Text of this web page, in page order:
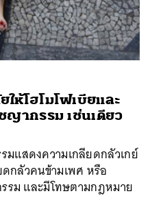
ห้โฮโมโฟเบียและ
ญากรรม เช่นเดียว
แสดงความเกลียดกลัวเกย์
ดกลัวคนข้ามเพศ หรือ
รม และมีโทษตามกฎหมาย
LINE EMAIL